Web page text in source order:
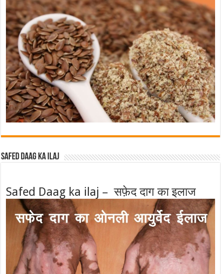
Safed Daag ka ilaj
Safed Daag ka ilaj – सफ़ेद दाग का इलाज